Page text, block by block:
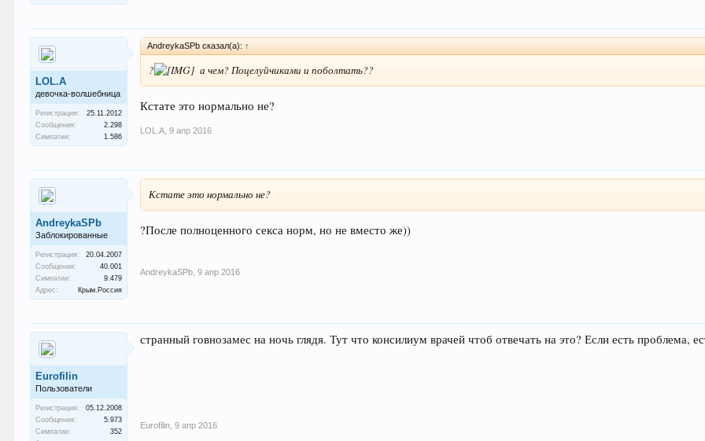
LOL.A
девочка-волшебница
Регистрация:
25.11.2012
Сообщения:
2.298
Симпатии:
1.586
AndreykaSPb сказал(а): ↑
? а чем? Поцелуйчиками и поболтать??
Кстате это нормально не?
LOL.A 9 апр 2016
AndreykaSPb
Заблокированные
Регистрация:
20.04.2007
Сообщения:
40.001
Симпатии:
9.479
Адрес:
Крым.Россия
Кстате это нормально не?
?После полноценного секса норм, но не вместо же))
AndreykaSPb 9 апр 2016
Eurofilin
Пользователи
Регистрация:
05.12.2008
Сообщения:
5.973
Симпатии:
352
странный говнозамес на ночь глядя. Тут что консилиум врачей чтоб отвечать на это? Если есть проблема,
Eurofilin 9 апр 2016